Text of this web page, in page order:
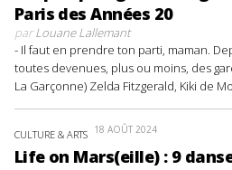
Paris des Années 20
parLouane Lallemant
- Il faut en prendre ton parti, maman.
toutes devenues, plus ou moins, des
La Garçonne) Zelda Fitzgerald, Kiki de
CULTURE & ARTS 18 AOÛT 2024
Life on Mars(eille) : 9